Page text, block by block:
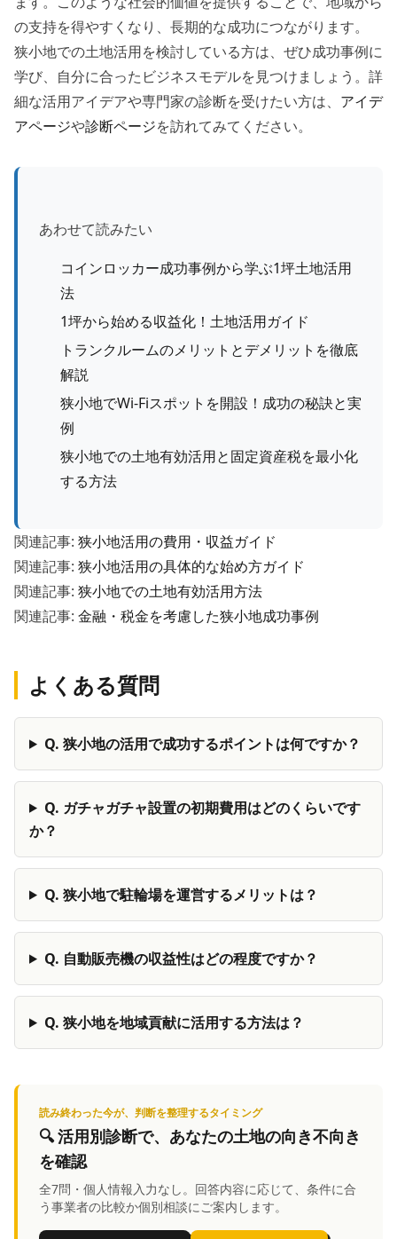
の支持を得やすくなり、長期的な成功につながります。
狭小地での土地活用を検討している方は、ぜひ成功事例に
学び、自分に合ったビジネスモデルを見つけましょう。詳
細な活用アイデアや専門家の診断を受けたい方は、 アイデ
アページや診断ページを訪れてみてください。
あわせて読みたい
コインロッカー成功事例から学ぶ1坪土地活用
法
1坪から始める収益化！土地活用ガイド
トランクルームのメリットとデメリットを徹底
解説
狭小地でWi-Fiスポットを開設！成功の秘訣と実
例
狭小地での土地有効活用と固定資産税を最小化
する方法
関連記事: 狭小地活用の費用・収益ガイド
関連記事: 狭小地活用の具体的な始め方ガイド
関連記事: 狭小地での土地有効活用方法
関連記事: 金融・税金を考慮した狭小地成功事例
よくある質問
Q. 狭小地の活用で成功するポイントは何ですか？
Q. ガチャガチャ設置の初期費用はどのくらいです
か？
Q. 狭小地で駐輪場を運営するメリットは？
Q. 自動販売機の収益性はどの程度ですか？
Q. 狭小地を地域貢献に活用する方法は？
読み終わった今が、判断を整理するタイミング
🔍活用別診断で、あなたの土地の向き不向き
を確認
全7問・個人情報入力なし。回答内容に応じて、条件に合
う事業者の比較か個別相談にご案内します。